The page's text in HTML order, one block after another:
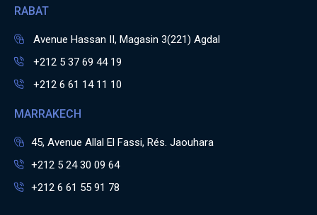
RABAT
Avenue Hassan II, Magasin 3(221) Agdal
+212 5 37 69 44 19
+212 6 61 14 11 10
MARRAKECH
45, Avenue Allal El Fassi, Rés. Jaouhara
+212 5 24 30 09 64
+212 6 61 55 91 78